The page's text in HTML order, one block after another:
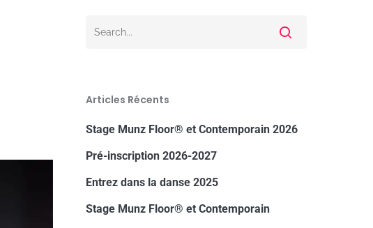
Articles Récents
Stage Munz Floor® et Contemporain 2026
Pré-inscription 2026-2027
Entrez dans la danse 2025
Stage Munz Floor® et Contemporain